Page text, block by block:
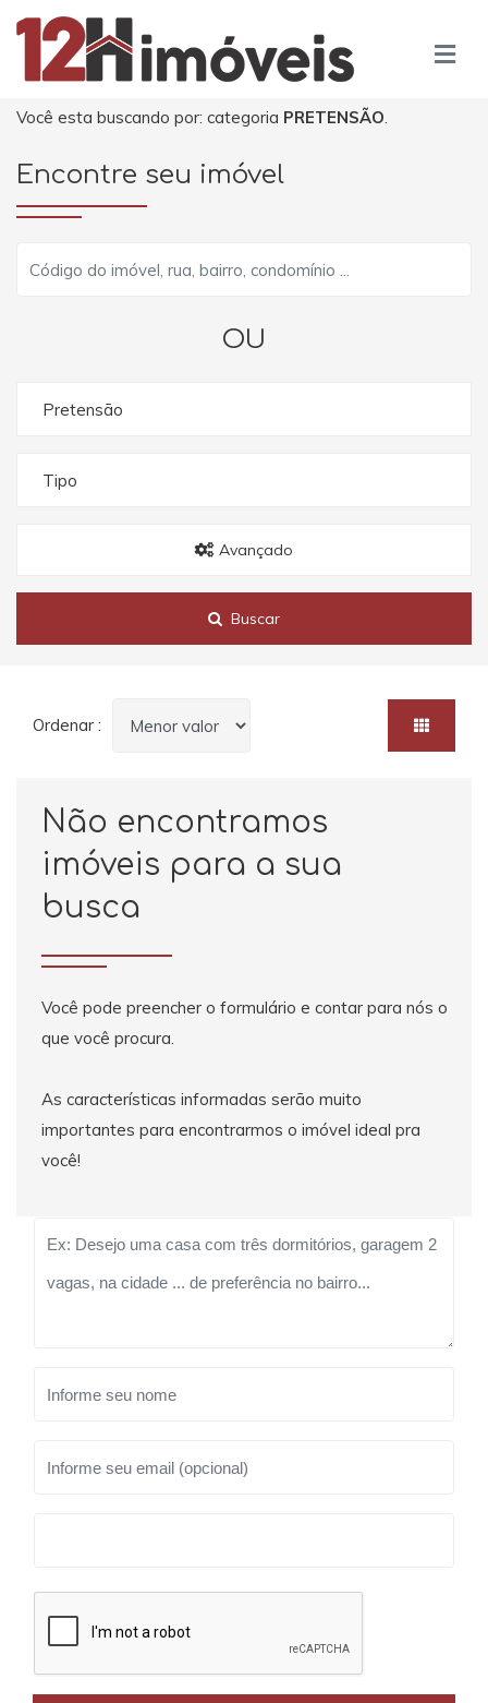
Você esta buscando por: categoria PRETENSÃO
Encontre seu imóvel
OU
Pretensão
Tipo
Avançado
Buscar
Ordenar :
Não encontramos
imóveis para a sua
busca
Você pode preencher o formulário e contar para nós o
que você procura.
As características informadas serão muito
importantes para encontrarmos o imóvel ideal pra
você!